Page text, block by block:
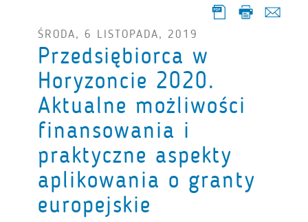
ŚRODA, 6 LISTOPADA, 2019
Przedsiębiorca w
Horyzoncie 2020.
Aktualne możliwości
finansowania i
praktyczne aspekty
aplikowania o granty
europejskie